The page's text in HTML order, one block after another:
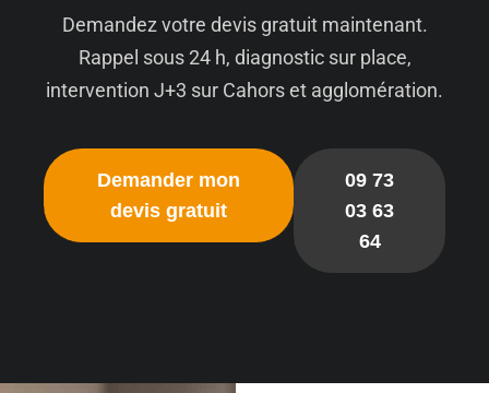
Demandez votre devis gratuit maintenant.
Rappel sous 24 h, diagnostic sur place,
intervention J+3 sur Cahors et agglomération.
Demander mon
devis gratuit
09 73
03 63
64